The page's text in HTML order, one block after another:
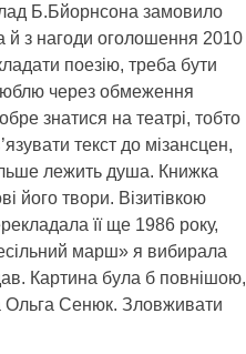
Б.Бйорнсона замовило
й з нагоди оголошення 2010
поезію, треба бути
через обмеження
знатися на театрі, тобто
текст до мізансцен,
лежить душа. Книжка
його твори. Візитівкою
її ще 1986 року,
марш» я вибирала
Картина була б повнішою,
Ольга Сенюк. Зловживати